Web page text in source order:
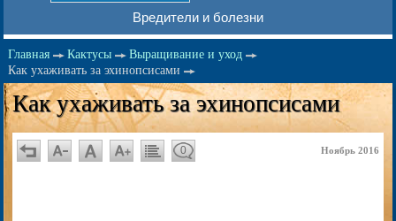
Вредители и болезни
Главная Кактусы
Выращивание и уход
Как ухаживать за эхинопсисами
Как ухаживать за эхинопсисами
0 Ноябрь 2016